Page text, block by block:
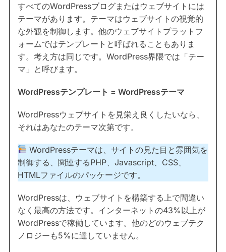
すべてのWordPressブログまたはウェブサイトには
テーマがあります。テーマはウェブサイトの視覚的
な外観を制御します。他のウェブサイトプラットフ
ォームではテンプレートと呼ばれることもありま
す。考え方は同じです。WordPress界隈では「テー
マ」と呼びます。
WordPressテンプレート = WordPressテーマ
WordPressウェブサイトを見栄え良くしたいなら、
それはあなたのテーマ次第です。
WordPressテーマは、サイトの見た目と雰囲気を
制御する、関連するPHP、Javascript、CSS、
HTMLファイルのパッケージです。
WordPressは、ウェブサイトを構築する上で間違い
なく最高の方法です。インターネットの43%以上が
WordPressで稼働しています。他のどのウェブテク
ノロジーも5%に達していません。